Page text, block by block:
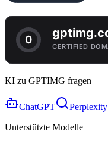
KI zu GPTIMG fragen
ChatGPT Perplexity
Unterstützte Modelle